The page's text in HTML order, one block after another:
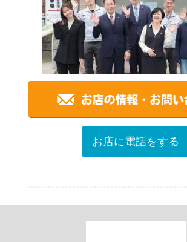
お店に電話をする